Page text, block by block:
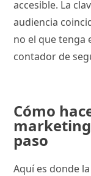
accesible. La
audiencia
no el que tenga
contador de
Cómo
paso
Aquí es donde